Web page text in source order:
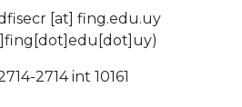
[at] fing.edu.uy
2714 int 10161